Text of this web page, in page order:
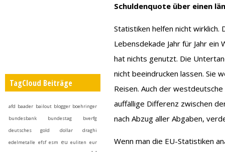
TagCloud Beiträge
afd baader bailout blogger boehringer
bundesbank
bundestag
bverfg
deutsches gold
dollar
draghi
edelmetalle efsf esm eu euliten eur
Schuldenquote über einen
Statistiken helfen nicht
Lebensdekade Jahr für Jahr
hat nichts genutzt. Die
nicht beeindrucken lassen. Sie
Reisen. Auch der
auffällige Differenz zwischen
nach Abzug aller Abgaben,
Wenn man die EU-Statistiken